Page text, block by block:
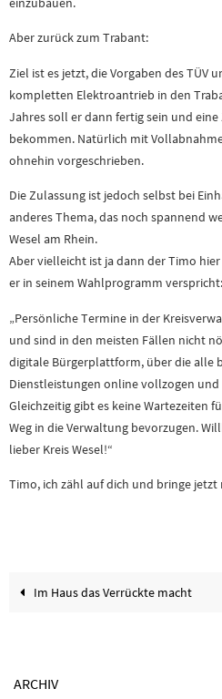
Aber zurück zum Trabant:
Ziel ist es jetzt, die Vorgaben des TÜV
kompletten Elektroantrieb in den
Jahres soll er dann fertig sein und eine
bekommen. Natürlich mit
ohnehin vorgeschrieben.
Die Zulassung ist jedoch selbst bei
anderes Thema, das noch spannend
Wesel am Rhein.
Aber vielleicht ist ja dann der Timo
er in seinem Wahlprogramm verspricht:
„Persönliche Termine in der
und sind in den meisten Fällen nicht
digitale Bürgerplattform, über die alle
Dienstleistungen online vollzogen
Gleichzeitig gibt es keine Wartezeiten
Weg in die Verwaltung bevorzugen.
lieber Kreis Wesel!“
Timo, ich zähl auf dich und bringe
Im Haus das Verrückte macht
ARCHIV